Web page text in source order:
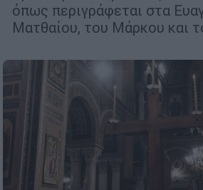
όπως περιγράφεται στα
Ματθαίου, του Μάρκου και